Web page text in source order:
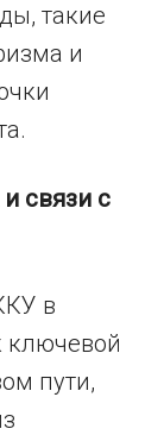
такие
и
связи с
в
ключевой
пути,